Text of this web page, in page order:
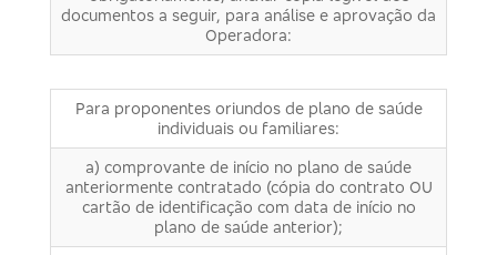
documentos a seguir, para análise e aprovação da
Operadora:
Para proponentes oriundos de plano de saúde
individuais ou familiares:
a) comprovante de início no plano de saúde
anteriormente contratado (cópia do contrato OU
cartão de identificação com data de início no
plano de saúde anterior);